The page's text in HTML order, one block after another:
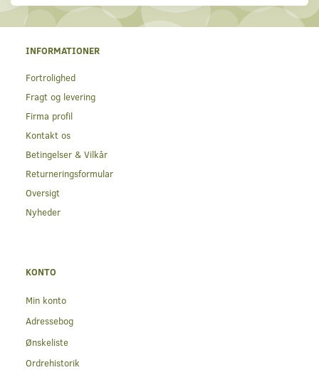
INFORMATIONER
Fortrolighed
Fragt og levering
Firma profil
Kontakt os
Betingelser & Vilkår
Returneringsformular
Oversigt
Nyheder
KONTO
Min konto
Adressebog
Ønskeliste
Ordrehistorik